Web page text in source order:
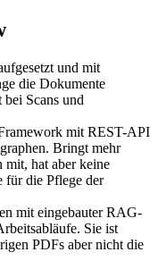
und mit
die Dokumente
Scans und
mit REST-API
Bringt mehr
mit, hat aber keine
für die Pflege der
mit eingebauter RAG-
Sie ist
PDFs aber nicht die